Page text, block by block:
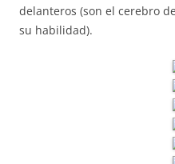
delanteros (son el cerebro
su habilidad).